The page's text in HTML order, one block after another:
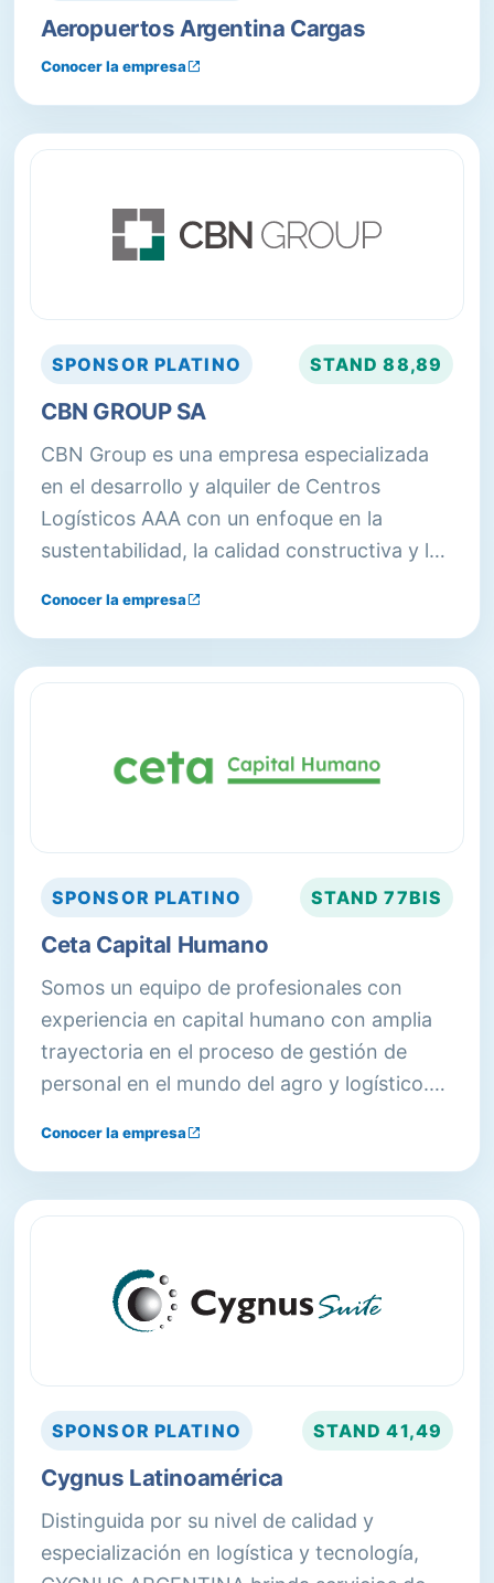
Aeropuertos Argentina Cargas
Conocer la empresa
SPONSOR PLATINO STAND88,89
CBN GROUP SA
CBN Group es una empresa especializada
en el desarrollo y alquiler de Centros
Logísticos AAA con un enfoque en la
sustentabilidad, la calidad constructiva y la
estándares en seguridad medioambiental,
Conocer la empresa
SPONSOR PLATINO STAND77BIS
Ceta Capital Humano
Somos un equipo de profesionales con
experiencia en capital humano con amplia
trayectoria en el proceso de gestión de
personal en el mundo del agro y logístico.
cliente porque conocemos las
de mejorar sus operaciones.
Conocer la empresa
SPONSOR PLATINO STAND41,49
Cygnus Latinoamérica
Distinguida por su nivel de calidad y
especialización en logística y tecnología,